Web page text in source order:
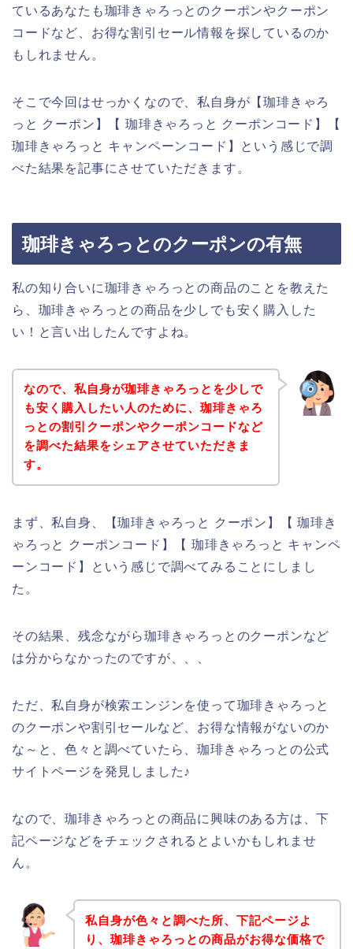
ているあなたも珈琲きゃろっとのクーポンやクーポン
コードなど、お得な割引セール情報を探しているのか
もしれません。
そこで今回はせっかくなので、私自身が【珈琲きゃろ
っと クーポン】【 珈琲きゃろっと クーポンコード】【
珈琲きゃろっと キャンペーンコード】という感じで調
べた結果を記事にさせていただきます。
珈琲きゃろっとのクーポンの有無
私の知り合いに珈琲きゃろっとの商品のことを教えた
ら、珈琲きゃろっとの商品を少しでも安く購入した
い！と言い出したんですよね。
なので、私自身が珈琲きゃろっとを少しで
も安く購入したい人のために、珈琲きゃろ
っとの割引クーポンやクーポンコードなど
を調べた結果をシェアさせていただきま
す。
まず、私自身、【珈琲きゃろっと クーポン】【 珈琲き
ゃろっと クーポンコード】【 珈琲きゃろっと キャンペ
ーンコード】という感じで調べてみることにしまし
た。
その結果、残念ながら珈琲きゃろっとのクーポンなど
は分からなかったのですが、、、
ただ、私自身が検索エンジンを使って珈琲きゃろっと
のクーポンや割引セールなど、お得な情報がないのか
な～と、色々と調べていたら、珈琲きゃろっとの公式
サイトページを発見しました♪
なので、珈琲きゃろっとの商品に興味のある方は、下
記ページなどをチェックされるとよいかもしれませ
ん。
私自身が色々と調べた所、下記ページよ
り、珈琲きゃろっとの商品がお得な価格で